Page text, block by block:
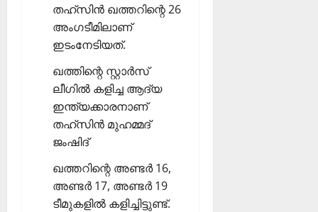
തഹ്‌സിന്‍ ഖത്തറിന്റെ 26
അംഗടീമിലാണ്
ഇടംനേടിയത്.
ഖത്തിന്റെ സ്റ്റാര്‍സ്
ലീഗില്‍ കളിച്ച ആദ്യ
ഇന്ത്യക്കാരനാണ്
തഹ്‌സിന്‍ മുഹമ്മദ്
ജംഷിദ്
ഖത്തറിന്റെ അണ്ടര്‍ 16,
അണ്ടര്‍ 17, അണ്ടര്‍ 19
ടീമുകളില്‍ കളിച്ചിട്ടുണ്ട്.